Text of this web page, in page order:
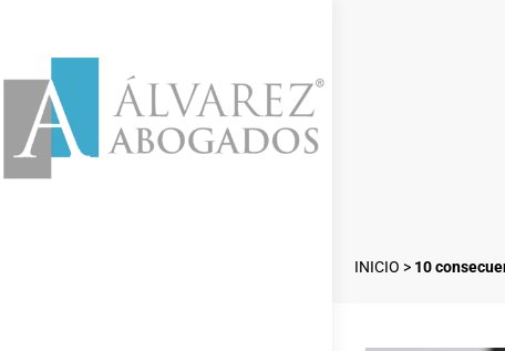
INICIO > 10